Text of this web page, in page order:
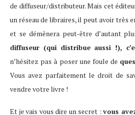
de diffuseur/distributeur. Mais cet
un réseau de libraires, il peut avoir très
et se démènera peut-être d’autant
diffuseur (qui distribue aussi !),
n’hésitez pas à poser une foule de
Vous avez parfaitement le droit de
vendre votre livre !
Et je vais vous dire un secret : vous